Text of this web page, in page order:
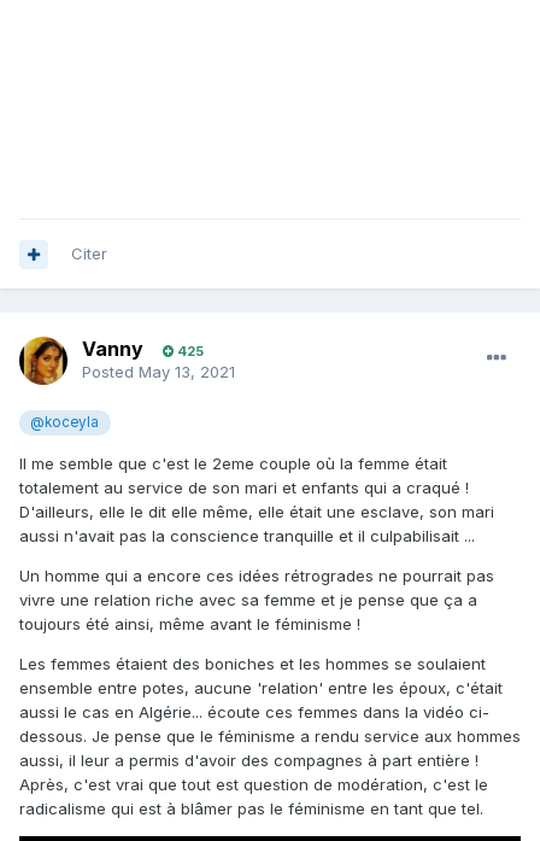
Citer
Vanny 425
Posted May 13, 2021
@koceyla
Il me semble que c'est le 2eme couple où la femme était
totalement au service de son mari et enfants qui a craqué !
D'ailleurs, elle le dit elle même, elle était une esclave, son mari
aussi n'avait pas la conscience tranquille et il culpabilisait ...
Un homme qui a encore ces idées rétrogrades ne pourrait pas
vivre une relation riche avec sa femme et je pense que ça a
toujours été ainsi, même avant le féminisme !
Les femmes étaient des boniches et les hommes se soulaient
ensemble entre potes, aucune 'relation' entre les époux, c'était
aussi le cas en Algérie... écoute ces femmes dans la vidéo ci-
dessous. Je pense que le féminisme a rendu service aux hommes
aussi, il leur a permis d'avoir des compagnes à part entière !
Après, c'est vrai que tout est question de modération, c'est le
radicalisme qui est à blâmer pas le féminisme en tant que tel.